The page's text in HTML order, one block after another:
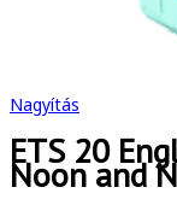
Nagyítás
ETS 20
Noon and